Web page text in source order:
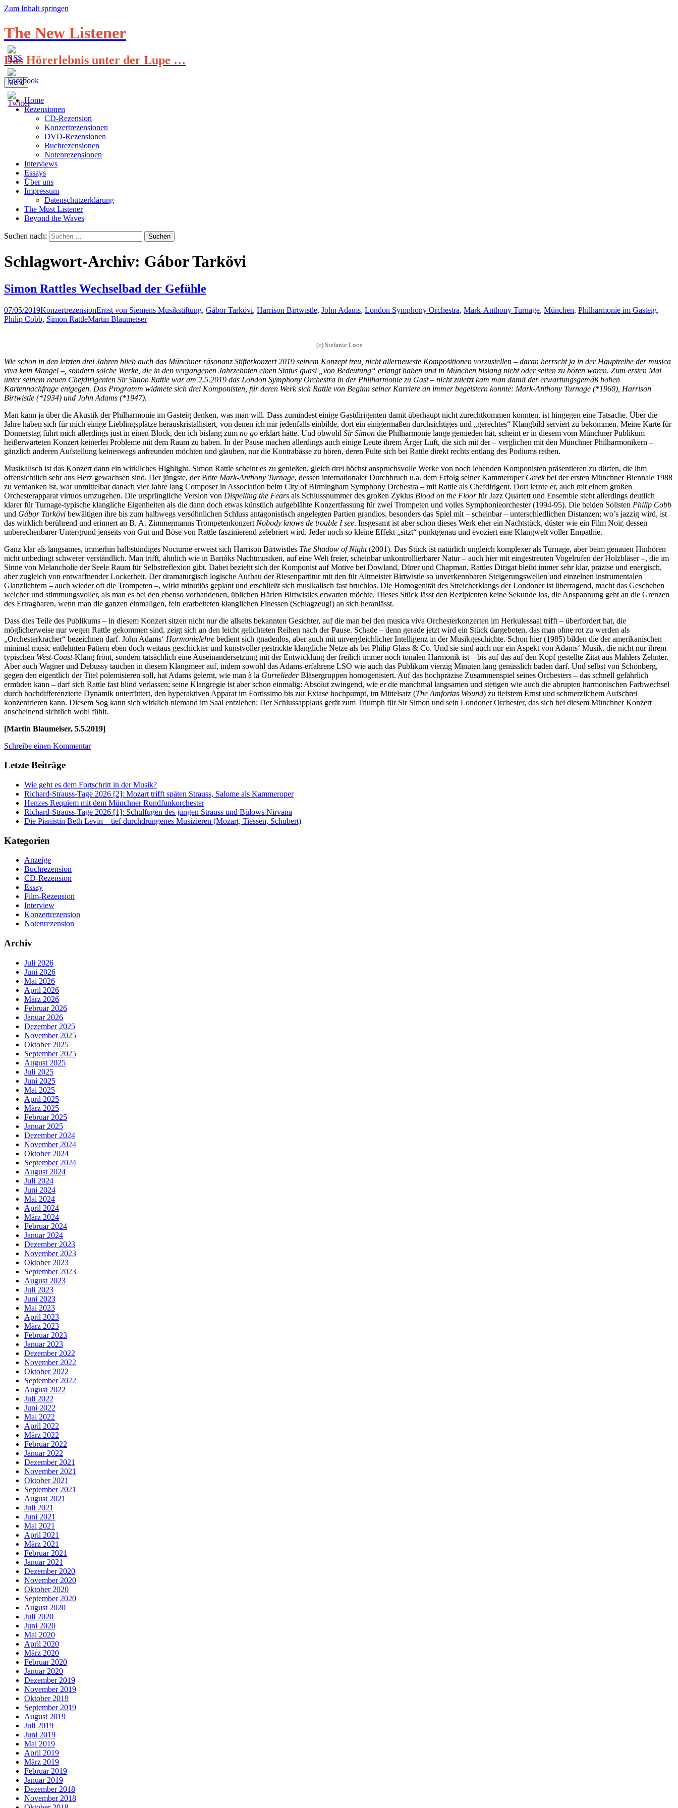
Zum Inhalt springen
The New Listener
Das Hörerlebnis unter der Lupe …
Menü
Home
Rezensionen
CD-Rezension
Konzertrezensionen
DVD-Rezensionen
Buchrezensionen
Notenrezensionen
Interviews
Essays
Über uns
Impressum
Datenschutzerklärung
The Must Listener
Beyond the Waves
Suchen nach:
Schlagwort-Archiv: Gábor Tarkövi
Simon Rattles Wechselbad der Gefühle
07/05/2019KonzertrezensionErnst von Siemens Musikstiftung, Gábor Tarkövi, Harrison Birtwistle, John Adams, London Symphony Orchestra, Mark-Anthony Turnage, München, Philharmonie im Gasteig,
Philip Cobb, Simon RattleMartin Blaumeiser
(c) Stefanie Loos
Wie schon in den letzten drei Jahren blieb auch das Münchner räsonanz Stifterkonzert 2019 seinem Konzept treu, nicht allerneueste Kompositionen vorzustellen – daran herrscht ja in der Hauptreihe der musica
viva kein Mangel –, sondern solche Werke, die in den vergangenen Jahrzehnten einen Status quasi „von Bedeutung“ erlangt haben und in München bislang nicht oder selten zu hören waren. Zum ersten Mal
unter seinem neuen Chefdirigenten Sir Simon Rattle war am 2.5.2019 das London Symphony Orchestra in der Philharmonie zu Gast – nicht zuletzt kam man damit der erwartungsgemäß hohen
Kartennachfrage entgegen. Das Programm widmete sich drei Komponisten, für deren Werk sich Rattle von Beginn seiner Karriere an immer begeistern konnte: Mark-Anthony Turnage (*1960), Harrison
Birtwistle (*1934) und John Adams (*1947).
Man kann ja über die Akustik der Philharmonie im Gasteig denken, was man will. Dass zumindest einige Gastdirigenten damit überhaupt nicht zurechtkommen konnten, ist hingegen eine Tatsache. Über die
Jahre haben sich für mich einige Lieblingsplätze herauskristallisiert, von denen ich mir jedenfalls einbilde, dort ein einigermaßen durchsichtiges und „gerechtes“ Klangbild serviert zu bekommen. Meine Karte für
Donnerstag führt mich allerdings just in einen Block, den ich bislang zum no go erklärt hätte. Und obwohl Sir Simon die Philharmonie lange gemieden hat, scheint er in diesem vom Münchner Publikum
heißerwarteten Konzert keinerlei Probleme mit dem Raum zu haben. In der Pause machen allerdings auch einige Leute ihrem Ärger Luft, die sich mit der – verglichen mit den Münchner Philharmonikern –
gänzlich anderen Aufstellung keineswegs anfreunden möchten und glauben, nur die Kontrabässe zu hören, deren Pulte sich bei Rattle direkt rechts entlang des Podiums reihen.
Musikalisch ist das Konzert dann ein wirkliches Highlight. Simon Rattle scheint es zu genießen, gleich drei höchst anspruchsvolle Werke von noch lebenden Komponisten präsentieren zu dürfen, die ihm
offensichtlich sehr ans Herz gewachsen sind. Der jüngste, der Brite Mark-Anthony Turnage, dessen internationaler Durchbruch u.a. dem Erfolg seiner Kammeroper Greekbei der ersten Münchner Biennale 1988
zu verdanken ist, war unmittelbar danach vier Jahre lang Composer in Association beim City of Birmingham Symphony Orchestra – mit Rattle als Chefdirigent. Dort lernte er, auch mit einem großen
Orchesterapparat virtuos umzugehen. Die ursprüngliche Version von Dispelling the Fears als Schlussnummer des großen Zyklus Blood on the Floorfür Jazz Quartett und Ensemble steht allerdings deutlich
klarer für Turnage-typische klangliche Eigenheiten als die dann doch etwas künstlich aufgeblähte Konzertfassung für zwei Trompeten und volles Symphonieorchester (1994-95). Die beiden Solisten Philip Cobb
und Gábor Tarkövi bewältigen ihre bis zum halbwegs versöhnlichen Schluss antagonistisch angelegten Partien grandios, besonders das Spiel mit – scheinbar – unterschiedlichen Distanzen; wo’s jazzig wird, ist
das wirklich berührend und erinnert an B. A. Zimmermanns Trompetenkonzert Nobody knows de trouble I see. Insgesamt ist aber schon dieses Werk eher ein Nachtstück, düster wie ein Film Noir, dessen
unberechenbarer Untergrund jenseits von Gut und Böse von Rattle faszinierend zelebriert wird. Jeder noch so kleine Effekt „sitzt“ punktgenau und evoziert eine Klangwelt voller Empathie.
Ganz klar als langsames, immerhin halbstündiges Nocturne erweist sich Harrison Birtwistles The Shadow of Night(2001). Das Stück ist natürlich ungleich komplexer als Turnage, aber beim genauen Hinhören
nicht unbedingt schwerer verständlich. Man trifft, ähnlich wie in Bartóks Nachtmusiken, auf eine Welt freier, scheinbar unkontrollierbarer Natur – auch hier mit eingestreuten Vogelrufen der Holzbläser –, die im
Sinne von Melancholie der Seele Raum für Selbstreflexion gibt. Dabei bezieht sich der Komponist auf Motive bei Dowland, Dürer und Chapman. Rattles Dirigat bleibt immer sehr klar, präzise und energisch,
aber zugleich von entwaffnender Lockerheit. Der dramaturgisch logische Aufbau der Riesenpartitur mit den für Altmeister Birtwistle so unverkennbaren Steigerungswellen und einzelnen instrumentalen
Glanzlichtern – auch wieder oft die Trompeten –, wirkt minutiös geplant und erschließt sich musikalisch fast bruchlos. Die Homogenität des Streicherklangs der Londoner ist überragend, macht das Geschehen
weicher und stimmungsvoller, als man es bei den ebenso vorhandenen, üblichen Härten Birtwistles erwarten möchte. Dieses Stück lässt den Rezipienten keine Sekunde los, die Anspannung geht an die Grenzen
des Ertragbaren, wenn man die ganzen einmaligen, fein erarbeiteten klanglichen Finessen (Schlagzeug!) an sich heranlässt.
Dass dies Teile des Publikums – in diesem Konzert sitzen nicht nur die allseits bekannten Gesichter, auf die man bei den musica viva Orchesterkonzerten im Herkulessaal trifft – überfordert hat, die
möglicherweise nur wegen Rattle gekommen sind, zeigt sich an den leicht gelichteten Reihen nach der Pause. Schade – denn gerade jetzt wird ein Stück dargeboten, das man ohne rot zu werden als
„Orchesterkracher“ bezeichnen darf. John Adams‘ Harmonielehre bedient sich gnadenlos, aber auch mit unvergleichlicher Intelligenz in der Musikgeschichte. Schon hier (1985) bilden die der amerikanischen
minimal music entlehnten Pattern eben doch weitaus geschickter und kunstvoller gestrickte klangliche Netze als bei Philip Glass & Co. Und sie sind auch nur ein Aspekt von Adams‘ Musik, die nicht nur ihrem
typischen West-Coast-Klang frönt, sondern tatsächlich eine Auseinandersetzung mit der Entwicklung der freilich immer noch tonalen Harmonik ist – bis auf das auf den Kopf gestellte Zitat aus Mahlers Zehnter.
Aber auch Wagner und Debussy tauchen in diesem Klangmeer auf, indem sowohl das Adams-erfahrene LSO wie auch das Publikum vierzig Minuten lang genüsslich baden darf. Und selbst von Schönberg,
gegen den eigentlich der Titel polemisieren soll, hat Adams gelernt, wie man à la GurreliederBläsergruppen homogenisiert. Auf das hochpräzise Zusammenspiel seines Orchesters – das schnell gefährlich
ermüden kann – darf sich Rattle fast blind verlassen; seine Klangregie ist aber schon einmalig: Absolut zwingend, wie er die manchmal langsamen und stetigen wie auch die abrupten harmonischen Farbwechsel
durch hochdifferenzierte Dynamik unterfüttert, den hyperaktiven Apparat im Fortissimo bis zur Extase hochpumpt, im Mittelsatz (The Amfortas Wound) zu tiefstem Ernst und schmerzlichem Aufschrei
konzentrieren kann. Diesem Sog kann sich wirklich niemand im Saal entziehen: Der Schlussapplaus gerät zum Triumph für Sir Simon und sein Londoner Orchester, das sich bei diesem Münchner Konzert
anscheinend sichtlich wohl fühlt.
[Martin Blaumeiser, 5.5.2019]
Schreibe einen Kommentar
Letzte Beiträge
Wie geht es dem Fortschritt in der Musik?
Richard-Strauss-Tage 2026 [2]: Mozart trifft späten Strauss, Salome als Kammeroper
Henzes Requiem mit dem Münchner Rundfunkorchester
Richard-Strauss-Tage 2026 [1]: Schulfugen des jungen Strauss und Bülows Nirvana
Die Pianistin Beth Levin – tief durchdrungenes Musizieren (Mozart, Tiessen, Schubert)
Kategorien
Anzeige
Buchrezension
CD-Rezension
Essay
Film-Rezension
Interview
Konzertrezension
Notenrezension
Archiv
Juli 2026
Juni 2026
Mai 2026
April 2026
März 2026
Februar 2026
Januar 2026
Dezember 2025
November 2025
Oktober 2025
September 2025
August 2025
Juli 2025
Juni 2025
Mai 2025
April 2025
März 2025
Februar 2025
Januar 2025
Dezember 2024
November 2024
Oktober 2024
September 2024
August 2024
Juli 2024
Juni 2024
Mai 2024
April 2024
März 2024
Februar 2024
Januar 2024
Dezember 2023
November 2023
Oktober 2023
September 2023
August 2023
Juli 2023
Juni 2023
Mai 2023
April 2023
März 2023
Februar 2023
Januar 2023
Dezember 2022
November 2022
Oktober 2022
September 2022
August 2022
Juli 2022
Juni 2022
Mai 2022
April 2022
März 2022
Februar 2022
Januar 2022
Dezember 2021
November 2021
Oktober 2021
September 2021
August 2021
Juli 2021
Juni 2021
Mai 2021
April 2021
März 2021
Februar 2021
Januar 2021
Dezember 2020
November 2020
Oktober 2020
September 2020
August 2020
Juli 2020
Juni 2020
Mai 2020
April 2020
März 2020
Februar 2020
Januar 2020
Dezember 2019
November 2019
Oktober 2019
September 2019
August 2019
Juli 2019
Juni 2019
Mai 2019
April 2019
März 2019
Februar 2019
Januar 2019
Dezember 2018
November 2018